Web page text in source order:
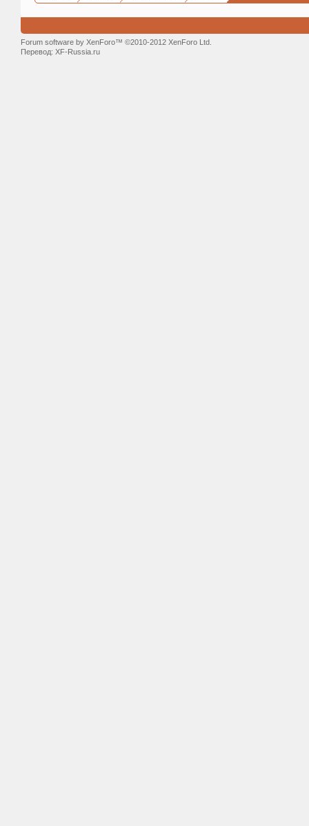
Forum software by XenForo™ ©2010-2012 XenForo Ltd.
Перевод: XF-Russia.ru